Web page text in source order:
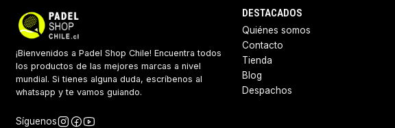
¡Bienvenidos a Padel Shop Chile! Encuentra todos
los productos de las mejores marcas a nivel
mundial. Si tienes alguna duda, escríbenos al
whatsapp y te vamos guiando.
Síguenos
DESTACADOS
Quiénes somos
Contacto
Tienda
Blog
Despachos